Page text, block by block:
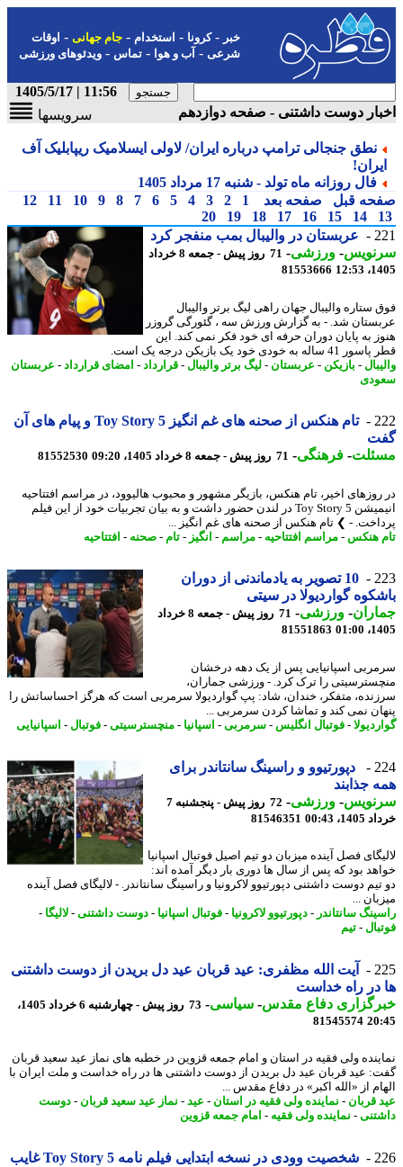
-کرونا-استخدام- جام جهانی-اوقات
شرعی-آب و هوا-تماس-ویدئوهای ورزشی
11:56 | 1405/5/17
دوست داشتنی - صفحه دوازدهم
سرویسها
نطق جنجالی ترامپ درباره ایران/ لاولی ایسلامیک ریپابلیک آف
فال روزانه ماه تولد - شنبه 17 مرداد 1405
قبل صفحه بعد 1
2
3
4
5
6
7
8
9
10
11
12
14
15
16
17
18
19
20
عربستان در والیبال بمب منفجر کرد
-ورزشی-
71 روز پیش - جمعه 8 خرداد
81553666
ستاره والیبال جهان راهی لیگ برتر والیبال
شد. - به گزارش ورزش سه ، گئورگی گروزر
به پایان دوران حرفه ای خود فکر نمی کند. این
به خودی خود یک بازیکن درجه یک است.
-بازیکن -عربستان-لیگ برتر والیبال-قرارداد -امضای قرارداد -عربستان
تام هنکس از صحنه های غم انگیز Toy Story 5 و پیام های آن
-فرهنگی-71 روز پیش - جمعه 8 خرداد 1405، 09:20 81552530
اخیر، تام هنکس، بازیگر مشهور و محبوب هالیوود، در مراسم افتتاحیه
انیمیشن Toy Story 5 در لندن حضور داشت و به بیان تجربیات خود از این فیلم
- ❯ تام هنکس از صحنه های غم انگیز ...
هنکس-مراسم افتتاحیه-مراسم -انگیز -تام -صحنه-افتتاحیه
10 تصویر به یادماندنی از دوران
گواردیولا در سیتی
- ورزشی-
71 روز پیش - جمعه 8 خرداد
81551863
اسپانیایی پس از یک دهه درخشان
را ترک کرد. - ورزشی جماران،
متفکر، خندان، شاد: پپ گواردیولا سرمربی است که هرگز احساساتش را
نمی کند و تماشا کردن سرمربی ...
-فوتبال انگلیس-سرمربی- اسپانیا-منچسترسیتی-فوتبال-اسپانیایی
‫ دپورتیوو و راسینگ سانتاندر برای
جذابند
-ورزشی-
72 روز پیش - پنجشنبه 7
00:43
81546351
فصل آینده میزبان دو تیم اصیل فوتبال اسپانیا
بود که پس از سال ها دوری بار دیگر آمده اند:
دوست داشتنی دپورتیوو لاکرونیا و راسینگ سانتاندر. - ‫لالیگای فصل آینده
...
سانتاندر-دپورتیوو لاکرونیا-فوتبال اسپانیا-دوست داشتنی-لالیگا-
-تیم
آیت الله مظفری: عید قربان عید دل بریدن از دوست داشتنی
در راه خداست
دفاع مقدس-سیاسی-
73 روز پیش - چهارشنبه 6 خرداد 1405،
81545574
ولی فقیه در استان و امام جمعه قزوین در خطبه های نماز عید سعید قربان
عید قربان عید دل بریدن از دوست داشتنی ها در راه خداست و ملت ایران با
از «الله اکبر» در دفاع مقدس ...
قربان-نماینده ولی فقیه در استان-عید-نماز عید سعید قربان-دوست
-نماینده ولی فقیه -امام جمعه قزوین
شخصیت وودی در نسخه ابتدایی فیلم نامه Toy Story 5 غایب